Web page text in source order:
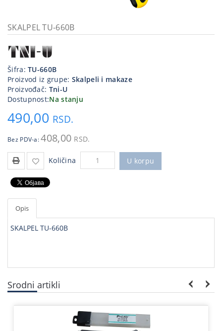
priključci
Kućna
tehnika
Poslovna
oprema,računari
Strujni
program
SKALPEL TU-660B
Šifra:TU-660B
Proizvod iz grupe: Skalpeli i makaze
Proizvođač: Tni-U
Dostupnost:Na stanju
490,00 RSD.
Bez PDV-a: 408,00 RSD.
Količina U korpu
Opis
SKALPEL TU-660B
Srodni artikli